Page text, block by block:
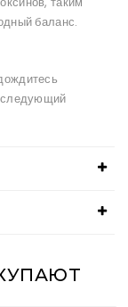
баланс.
следующий